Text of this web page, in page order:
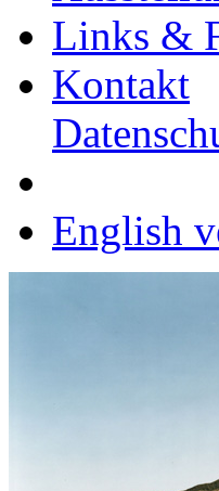
Links &
Kontakt
English